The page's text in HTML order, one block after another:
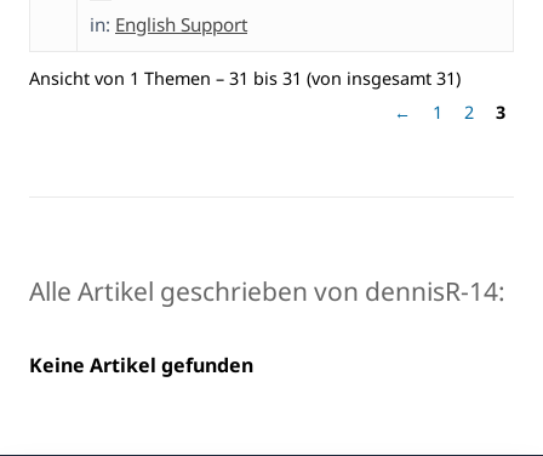
in: English Support
Ansicht von 1 Themen – 31 bis 31 (von insgesamt 31)
←
1 2 3
Alle Artikel geschrieben von dennisR-14:
Keine Artikel gefunden